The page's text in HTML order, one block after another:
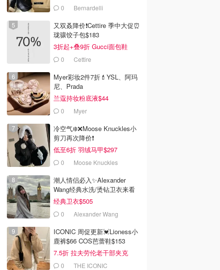
0 Bernardelli
又双叒降价❗️Cettire 季中大促⏰
珑骧饺子包$183
3折起+叠9折 Gucci面包鞋
$9910 Cettire
Myer彩妆2件7折💄YSL、阿玛
尼、Prada
兰蔻持妆粉底液$44
0 Myer
冷空气❄️❌️Moose Knuckles小
剪刀再次降价❗️
低至6折 羽绒马甲$297
0 Moose Knuckles
潮人情侣必入✨Alexander
Wang经典水洗/烫钻卫衣来看
经典卫衣$505
0 Alexander Wang
ICONIC 周促更新💓Lioness小
鹿裤$66 COS芭蕾鞋$153
7.5折 拉夫劳伦老干部夹克
$4190 THE ICONIC